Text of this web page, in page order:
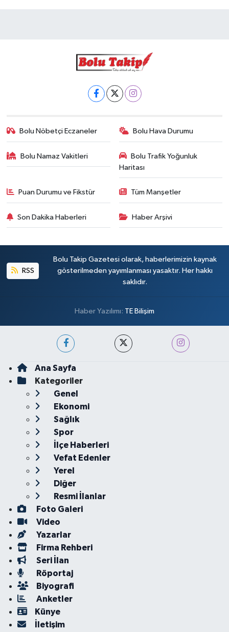
Bolu Nöbetçi Eczaneler Bolu Hava Durumu
Bolu Namaz Vakitleri
Bolu Trafik Yoğunluk
Haritası
Puan Durumu ve Fikstür Tüm Manşetler
Son Dakika Haberleri Haber Arşivi
RSS
Bolu Takip Gazetesi olarak, haberlerimizin kaynak
gösterilmeden yayımlanması yasaktır. Her hakkı
saklıdır.
Haber Yazılımı: TE Bilişim
Ana Sayfa
Kategoriler
Genel
Ekonomi
Sağlık
Spor
İlçe Haberleri
Vefat Edenler
Yerel
Diğer
Resmi İlanlar
Foto Galeri
Video
Yazarlar
Firma Rehberi
Seri İlan
Röportaj
Biyografi
Anketler
Künye
İletişim